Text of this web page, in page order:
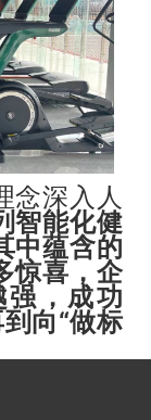
念深入人
智能化健
中蕴含的
惊喜，企
，成功
向“做标